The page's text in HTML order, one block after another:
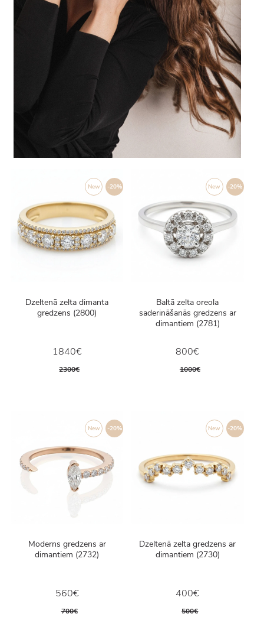
-20%
New
Dzeltenā zelta dimanta
gredzens (2800)
1840€
2300€
-20%
New
Baltā zelta oreola
saderināšanās gredzens ar
dimantiem (2781)
800€
1000€
-20%
New
Moderns gredzens ar
dimantiem (2732)
560€
700€
-20%
New
Dzeltenā zelta gredzens ar
dimantiem (2730)
400€
500€